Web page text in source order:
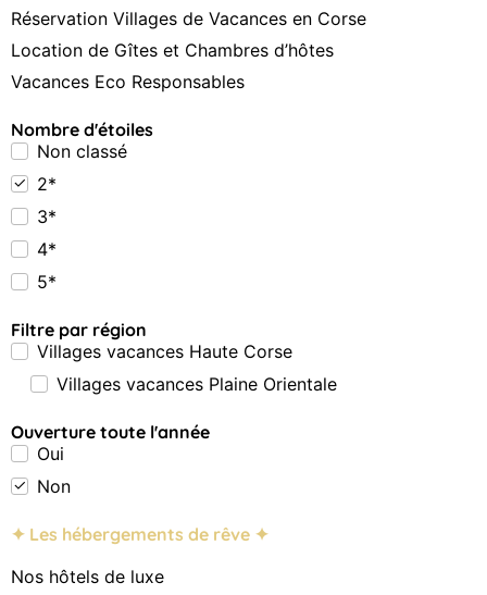
Réservation Villages de Vacances en Corse
Location de Gîtes et Chambres d’hôtes
Vacances Eco Responsables
Nombre d'étoiles
Non classé
2*
3*
4*
5*
Filtre par région
Villages vacances Haute Corse
Villages vacances Plaine Orientale
Ouverture toute l'année
Oui
Non
✦ Les hébergements de rêve ✦
Nos hôtels de luxe